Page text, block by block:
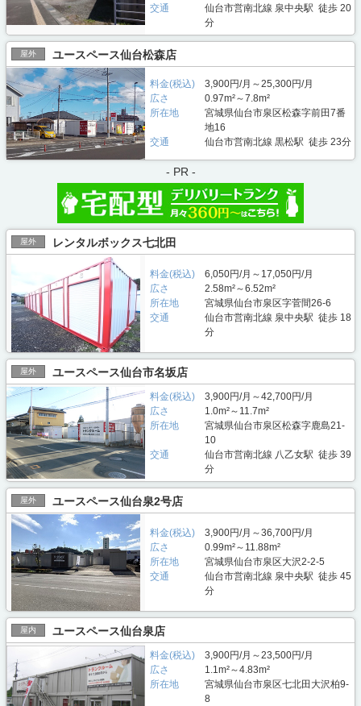
交通
仙台市営南北線 泉中央駅 徒歩 20
分
屋外 ユースペース仙台松森店
料金(税込)
3,900円/月～25,300円/月
広さ
0.97m²～7.8m²
所在地
宮城県仙台市泉区松森字前田7番
地16
交通
仙台市営南北線 黒松駅 徒歩 23分
- PR -
屋外 レンタルボックス七北田
料金(税込)
6,050円/月～17,050円/月
広さ
2.58m²～6.52m²
所在地
宮城県仙台市泉区字菅間26-6
交通
仙台市営南北線 泉中央駅 徒歩 18
分
屋外 ユースペース仙台市名坂店
料金(税込)
3,900円/月～42,700円/月
広さ
1.0m²～11.7m²
所在地
宮城県仙台市泉区松森字鹿島21-
10
交通
仙台市営南北線 八乙女駅 徒歩 39
分
屋外 ユースペース仙台泉2号店
料金(税込)
3,900円/月～36,700円/月
広さ
0.99m²～11.88m²
所在地
宮城県仙台市泉区大沢2-2-5
交通
仙台市営南北線 泉中央駅 徒歩 45
分
屋内 ユースペース仙台泉店
料金(税込)
3,900円/月～23,500円/月
広さ
1.1m²～4.83m²
所在地
宮城県仙台市泉区七北田大沢柏9-
8